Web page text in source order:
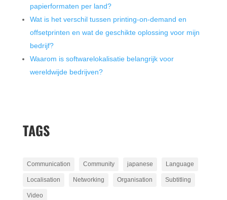
papierformaten per land?
Wat is het verschil tussen printing-on-demand en
offsetprinten en wat de geschikte oplossing voor mijn
bedrijf?
Waarom is softwarelokalisatie belangrijk voor
wereldwijde bedrijven?
TAGS
Communication Community japanese Language
Localisation Networking Organisation Subtitling
Video